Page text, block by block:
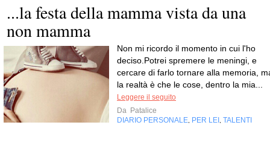
...la festa della mamma vista da una
non mamma
Non mi ricordo il momento in cui l'ho
deciso.Potrei spremere le meningi, e
cercare di farlo tornare alla memoria,
la realtà è che le cose, dentro la mia...
Leggere il seguito
Da Patalice
DIARIO PERSONALE PER LEI TALENTI